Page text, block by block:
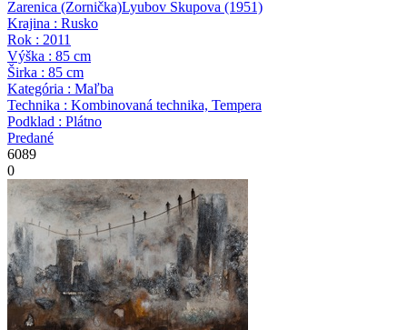
Zarenica (Zornička)Lyubov Skupova (1951)
Krajina : Rusko
Rok : 2011
Výška : 85 cm
Širka : 85 cm
Kategória : Maľba
Technika : Kombinovaná technika, Tempera
Podklad : Plátno
Predané
6089
0